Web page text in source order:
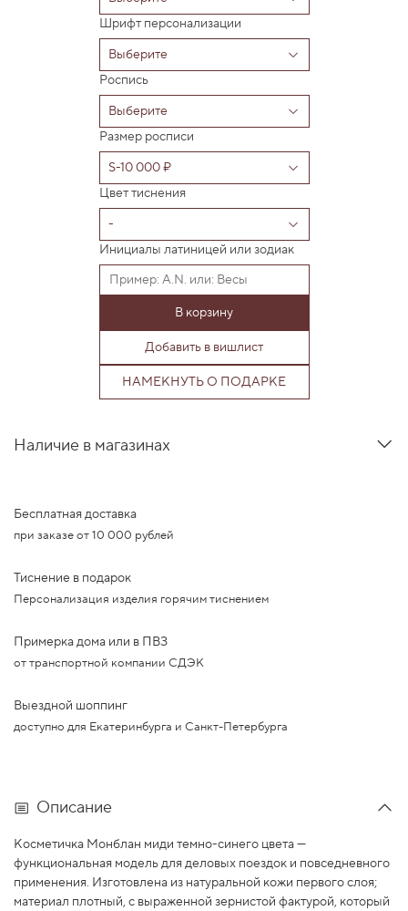
Шрифт персонализации
Роспись
Размер росписи
Цвет тиснения
Инициалы латиницей или зодиак
В корзину
Добавить в вишлист
НАМЕКНУТЬ О ПОДАРКЕ
Наличие в магазинах
Бесплатная доставка
при заказе от 10 000 рублей
Тиснение в подарок
Персонализация изделия горячим тиснением
Примерка дома или в ПВЗ
от транспортной компании СДЭК
Выездной шоппинг
доступно для Екатеринбурга и Санкт-Петербурга
Описание
Косметичка Монблан миди темно-синего цвета —
функциональная модель для деловых поездок и повседневного
применения. Изготовлена из натуральной кожи первого слоя;
материал плотный, с выраженной зернистой фактурой, который